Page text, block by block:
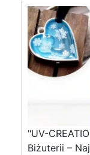
"UV-
Biżuterii –